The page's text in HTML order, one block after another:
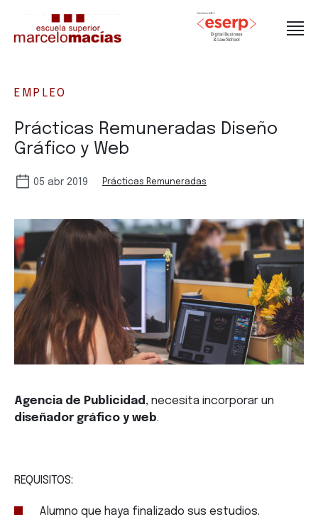
EMPLEO
Prácticas Remuneradas Diseño
Gráfico y Web
05 abr 2019 Prácticas Remuneradas
Agencia de Publicidad , necesita incorporar un
diseñador gráfico y web.
REQUISITOS:
Alumno que haya finalizado sus estudios.